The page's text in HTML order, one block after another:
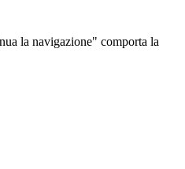
la navigazione" comporta la